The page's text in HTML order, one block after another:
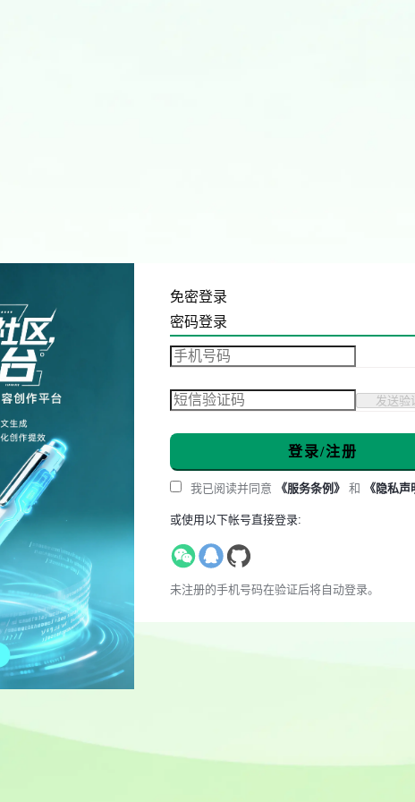
免密登录
密码登录
发送验
登录/注册
我已阅读并同意 《服务条例》 和 《隐私声
或使用以下帐号直接登录:
未注册的手机号码在验证后将自动登录。